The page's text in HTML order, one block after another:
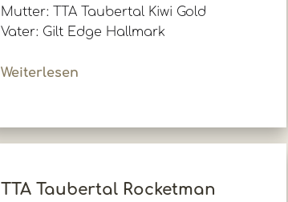
Mutter: TTA Taubertal Kiwi Gold
Vater: Gilt Edge Hallmark
Weiterlesen
TTA Taubertal Rocketman